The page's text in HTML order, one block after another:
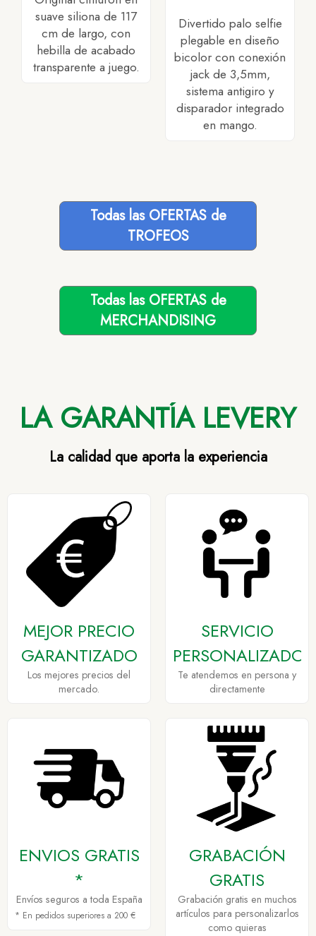
suave siliona de 117
cm de largo, con
hebilla de acabado
transparente a juego.
Divertido palo selfie
plegable en diseño
bicolor con conexión
jack de 3,5mm,
sistema antigiro y
disparador integrado
en mango.
Todas las OFERTAS de
TROFEOS
Todas las OFERTAS de
MERCHANDISING
LA GARANTÍA LEVERY
La calidad que aporta la experiencia
MEJOR PRECIO
GARANTIZADO
Los mejores precios del
mercado.
SERVICIO
PERSONALIZADO
Te atendemos en persona y
directamente
ENVIOS GRATIS
*
Envíos seguros a toda España
* En pedidos superiores a 200 €
GRABACIÓN
GRATIS
Grabación gratis en muchos
artículos para personalizarlos
como quieras